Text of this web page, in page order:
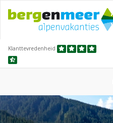
Klanttevredenheid